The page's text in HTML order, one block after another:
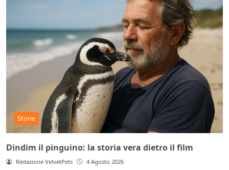
Storie
Dindim il pinguino: la storia vera dietro il film
Redazione VelvetPets 4 Agosto 2026